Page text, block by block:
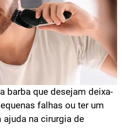
barba que desejam deixa-
falhas ou ter um
ajuda na cirurgia de